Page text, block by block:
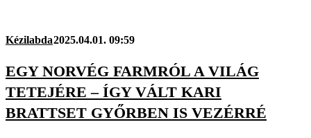
Kézilabda2025.04.01. 09:59
EGY NORVÉG FARMRÓL A VILÁG
TETEJÉRE – ÍGY VÁLT KARI
BRATTSET GYŐRBEN IS VEZÉRRÉ